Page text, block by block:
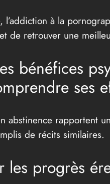
l’addiction à la
de retrouver une
bénéfices
ses
abstinence rapportent
de récits similaires.
les progrès